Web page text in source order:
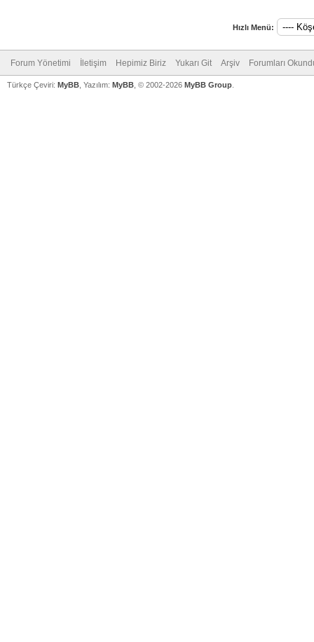
Hızlı Menü:
Forum Yönetimi İletişim Hepimiz Biriz Yukarı Git Arşiv Forumları
Türkçe Çeviri: MyBB , Yazılım: MyBB , © 2002-2026 MyBB Group